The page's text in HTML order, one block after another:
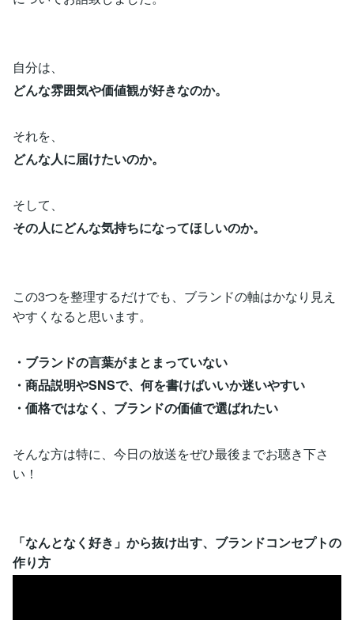
自分は、
どんな雰囲気や価値観が好きなのか。
それを、
どんな人に届けたいのか。
そして、
その人にどんな気持ちになってほしいのか。
この3つを整理するだけでも、ブランドの軸はかなり見え
やすくなると思います。
・ブランドの言葉がまとまっていない
・商品説明やSNSで、何を書けばいいか迷いやすい
・価格ではなく、ブランドの価値で選ばれたい
そんな方は特に、今日の放送をぜひ最後までお聴き下さ
い！
「なんとなく好き」から抜け出す、ブランドコンセプトの
作り方